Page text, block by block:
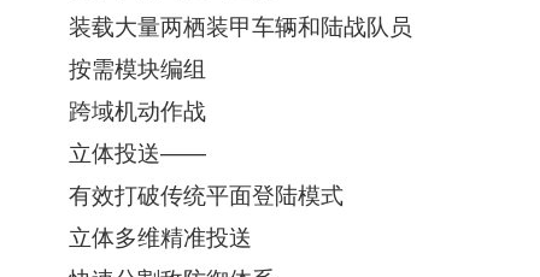
装载大量两栖装甲车辆和陆战队员
按需模块编组
跨域机动作战
立体投送——
有效打破传统平面登陆模式
立体多维精准投送